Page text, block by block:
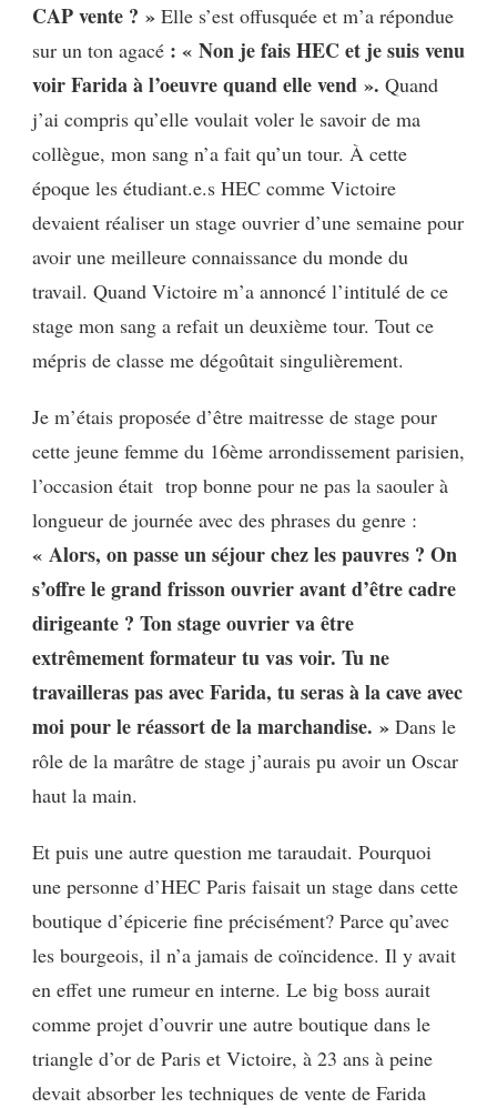
CAP vente ? » Elle s’est offusquée et m’a répondue
sur un ton agacé : « Non je fais HEC et je suis venu
voir Farida à l’oeuvre quand elle vend ». Quand
j’ai compris qu’elle voulait voler le savoir de ma
collègue, mon sang n’a fait qu’un tour. À cette
époque les étudiant.e.s HEC comme Victoire
devaient réaliser un stage ouvrier d’une semaine pour
avoir une meilleure connaissance du monde du
travail. Quand Victoire m’a annoncé l’intitulé de ce
stage mon sang a refait un deuxième tour. Tout ce
mépris de classe me dégoûtait singulièrement.
Je m’étais proposée d’être maitresse de stage pour
cette jeune femme du 16ème arrondissement parisien,
l’occasion était trop bonne pour ne pas la saouler à
longueur de journée avec des phrases du genre :
« Alors, on passe un séjour chez les pauvres ? On
s’offre le grand frisson ouvrier avant d’être cadre
dirigeante ? Ton stage ouvrier va être
extrêmement formateur tu vas voir. Tu ne
travailleras pas avec Farida, tu seras à la cave avec
moi pour le réassort de la marchandise. » Dans le
rôle de la marâtre de stage j’aurais pu avoir un Oscar
haut la main.
Et puis une autre question me taraudait. Pourquoi
une personne d’HEC Paris faisait un stage dans cette
boutique d’épicerie fine précisément? Parce qu’avec
les bourgeois, il n’a jamais de coïncidence. Il y avait
en effet une rumeur en interne. Le big boss aurait
comme projet d’ouvrir une autre boutique dans le
triangle d’or de Paris et Victoire, à 23 ans à peine
devait absorber les techniques de vente de Farida